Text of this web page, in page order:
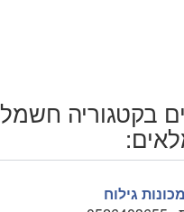
בקטגוריה חשמל
גילוח